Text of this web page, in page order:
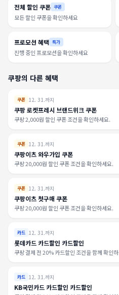
전체 할인 쿠폰 쿠폰
모든 할인 쿠폰을 확인하세요
프로모션 혜택 특가
진행 중인 프로모션을 확인하세요
쿠팡의 다른 혜택
쿠폰 12. 31.까지
쿠팡 로켓프레시 브랜드위크 쿠폰
쿠팡 2,000원 할인 쿠폰 조건을 확인하세요.
쿠폰 12. 31.까지
쿠팡이츠 와우가입 쿠폰
쿠팡 20,000원 할인 쿠폰 조건을 확인하세요.
쿠폰 12. 31.까지
쿠팡이츠 첫구매 쿠폰
쿠팡 20,000원 할인 쿠폰 조건을 확인하세요.
카드 12. 31.까지
롯데카드 카드할인 카드할인
쿠팡 결제 전 20% 카드할인 조건을 함께 확인
카드 12. 31.까지
KB국민카드 카드할인 카드할인